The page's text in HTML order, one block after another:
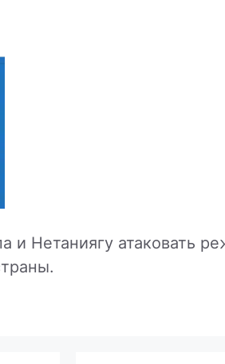
и Нетаниягу атаковать